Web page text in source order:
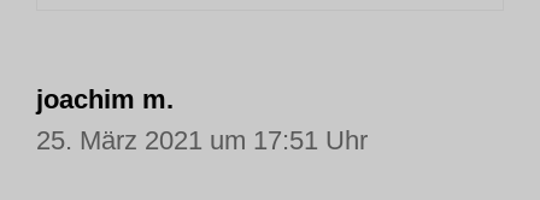
joachim m.
25. März 2021 um 17:51 Uhr